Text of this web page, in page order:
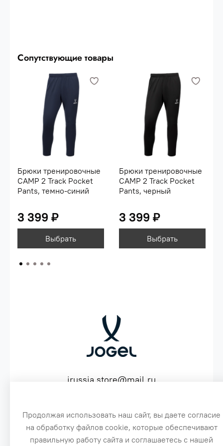
Сопутствующие товары
Брюки тренировочные
CAMP 2 Track Pocket
Pants, темно-синий
3 399 ₽
Выбрать
Брюки тренировочные
CAMP 2 Track Pocket
Pants, черный
3 399 ₽
Выбрать
jrussia.store@mail.ru
Продолжая использовать наш сайт, вы даете согласие
на обработку файлов cookie, которые обеспечивают
правильную работу сайта и соглашаетесь с нашей
3